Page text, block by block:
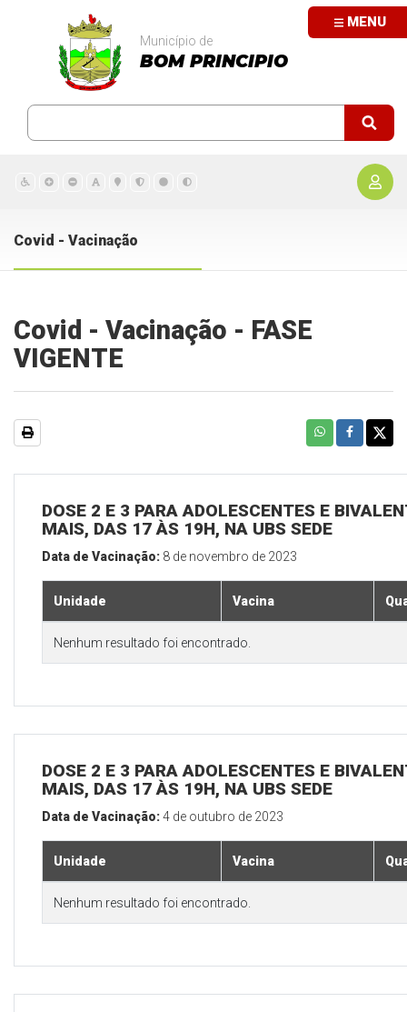
MENU
Município de
BOM PRINCIPIO
Covid - Vacinação
Covid - Vacinação - FASE
VIGENTE
DOSE 2 E 3 PARA ADOLESCENTES E
MAIS, DAS 17 ÀS 19H, NA UBS SEDE
Data de Vacinação: 8 de novembro de 2023
Unidade Vacina
Nenhum resultado foi encontrado.
DOSE 2 E 3 PARA ADOLESCENTES E
MAIS, DAS 17 ÀS 19H, NA UBS SEDE
Data de Vacinação:4 de outubro de 2023
Unidade Vacina
Nenhum resultado foi encontrado.